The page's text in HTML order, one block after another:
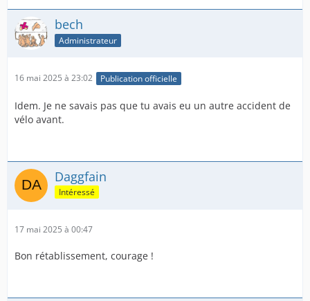
bech
Administrateur
16 mai 2025 à 23:02 Publication officielle
Idem. Je ne savais pas que tu avais eu un autre accident de
vélo avant.
Daggfain
Intéressé
17 mai 2025 à 00:47
Bon rétablissement, courage !